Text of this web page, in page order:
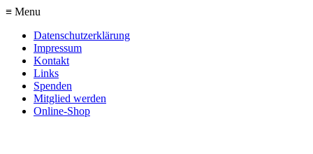
≡ Menu
Datenschutzerklärung
Impressum
Kontakt
Links
Spenden
Mitglied werden
Online-Shop